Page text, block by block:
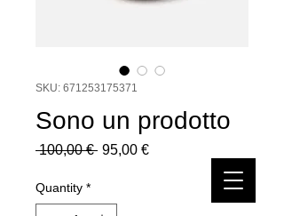
SKU: 671253175371
Sono un prodotto
100,00 € Regular
95,00 €Sale
Quantity *